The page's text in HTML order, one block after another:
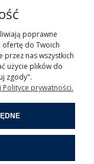
poprawne
ofertę do Twoich
przez nas wszystkich
użycie plików do
zgody".
Polityce prywatności.